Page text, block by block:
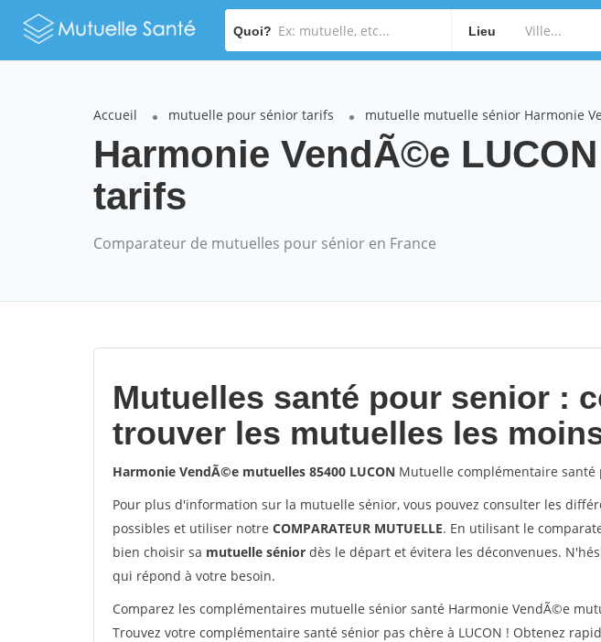
Quoi? Lieu
Accueil mutuelle pour sénior tarifs mutuelle mutuelle sénior Harmonie
Harmonie VendÃ©e
tarifs
Comparateur de mutuelles pour sénior en France
Mutuelles santé pour senior :
trouver les mutuelles les
Harmonie VendÃ©e mutuelles 85400 LUCON Mutuelle complémentaire santé
Pour plus d'information sur la mutuelle sénior, vous pouvez consulter les
possibles et utiliser notre COMPARATEUR MUTUELLE. En utilisant le
bien choisir sa mutuelle sénior dès le départ et évitera les déconvenues.
qui répond à votre besoin.
Comparez les complémentaires mutuelle sénior santé Harmonie VendÃ©e
Trouvez votre complémentaire santé sénior pas chère à LUCON ! Obtenez